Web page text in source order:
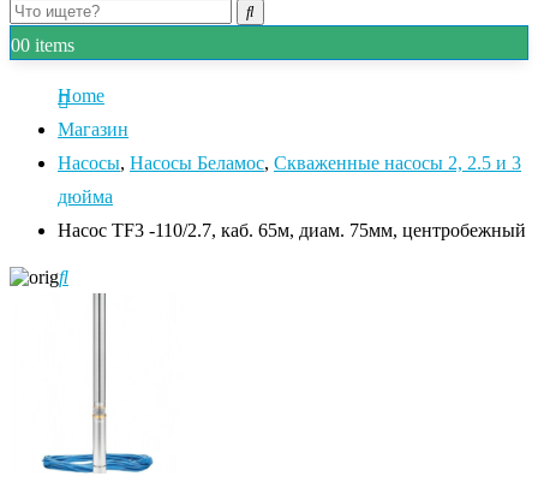
00 items
Home
Магазин
Насосы, Насосы Беламос, Скваженные насосы 2, 2.5 и 3
дюйма
Насос TF3 -110/2.7, каб. 65м, диам. 75мм, центробежный